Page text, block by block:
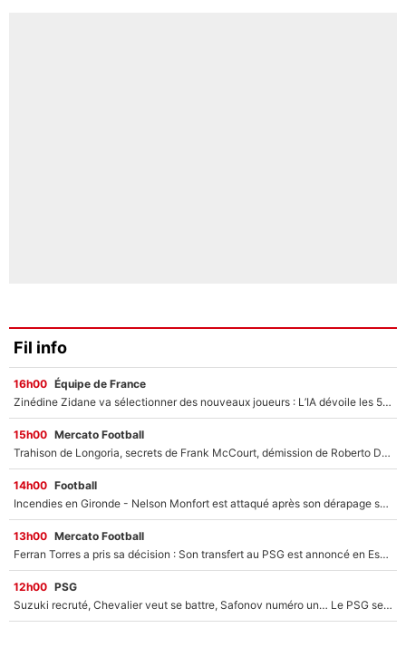
Fil info
16h00 Équipe de France
Zinédine Zidane va sélectionner des nouveaux joueurs : L’IA dévoile les 5 cracks qui pourraient rapidement le rejoindre en équipe de France !
15h00 Mercato Football
Trahison de Longoria, secrets de Frank McCourt, démission de Roberto De Zerbi : Medhi Benatia se lâche sur son départ de l'OM et fait d'importantes révélations
14h00 Football
Incendies en Gironde - Nelson Monfort est attaqué après son dérapage sur CNews : «Et lui, il prend combien pour parler dans un studio climatisé?»
13h00 Mercato Football
Ferran Torres a pris sa décision : Son transfert au PSG est annoncé en Espagne !
12h00 PSG
Suzuki recruté, Chevalier veut se battre, Safonov numéro un… Le PSG se lance encore dans un gros chantier pour le poste de gardien de but